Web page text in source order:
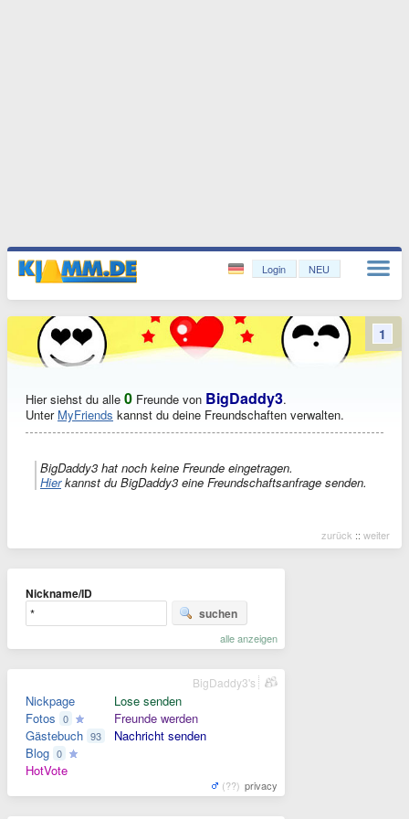
Login NEU
Hier siehst du alle 0 Freunde von BigDaddy3.
Unter MyFriends kannst du deine Freundschaften verwalten.
BigDaddy3 hat noch keine Freunde eingetragen.
Hierkannst du BigDaddy3 eine Freundschaftsanfrage senden.
zurück :: weiter
1
Nickname/ID
suchen
alle anzeigen
Nickpage
Fotos 0
Gästebuch 93
Blog 0
HotVote
Lose senden
Freunde werden
Nachricht senden
(??) privacy
BigDaddy3's